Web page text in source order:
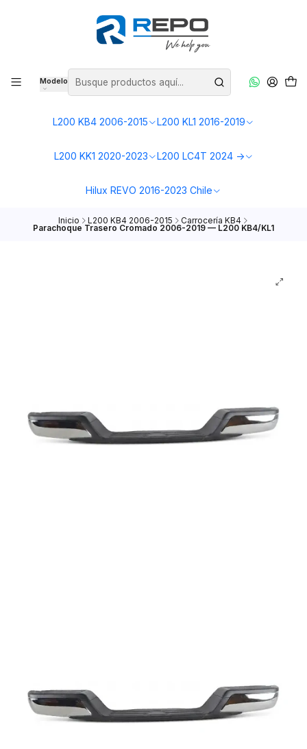
Modelo
L200 KB4 2006-2015 L200 KL1 2016-2019
L200 KK1 2020-2023 L200 LC4T 2024 ->
Hilux REVO 2016-2023 Chile
Inicio L200 KB4 2006-2015 Carrocería KB4
Parachoque Trasero Cromado 2006-2019 — L200 KB4/KL1